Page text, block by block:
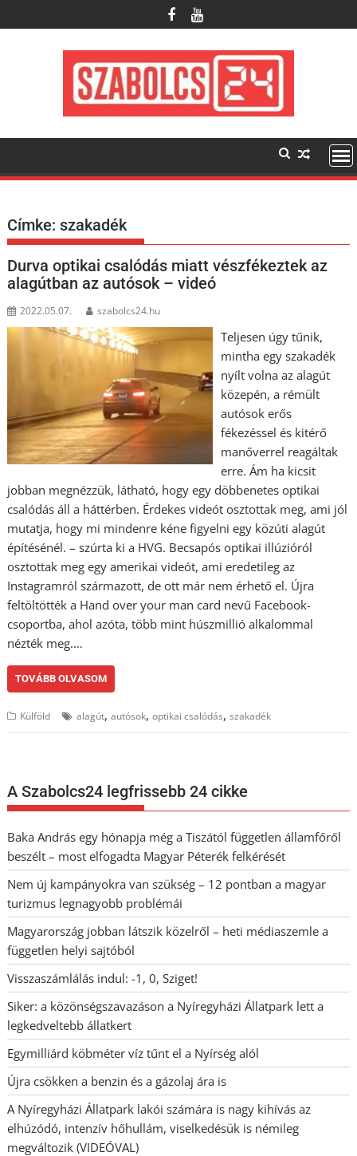
to
Címke:szakadék
Durva optikai csalódás miatt vészfékeztek az
alagútban az autósok – videó
2022.05.07. szabolcs24.hu
Teljesen úgy tűnik,
mintha egy szakadék
nyílt volna az alagút
közepén, a rémült
autósok erős
fékezéssel és kitérő
manőverrel reagáltak
erre. Ám ha kicsit
jobban megnézzük, látható, hogy egy döbbenetes optikai
csalódás áll a háttérben. Érdekes videót osztottak meg, ami jól
mutatja, hogy mi mindenre kéne figyelni egy közúti alagút
építésénél. – szúrta ki a HVG. Becsapós optikai illúzióról
osztottak meg egy amerikai videót, ami eredetileg az
Instagramról származott, de ott már nem érhető el. Újra
feltöltötték a Hand over your man card nevű Facebook-
csoportba, ahol azóta, több mint húszmillió alkalommal
nézték meg.…
TOVÁBB OLVASOM
Külföld alagút,autósok,optikai csalódás,szakadék
A Szabolcs24 legfrissebb 24 cikke
Baka András egy hónapja még a Tiszától független államfőről
beszélt – most elfogadta Magyar Péterék felkérését
Nem új kampányokra van szükség – 12 pontban a magyar
turizmus legnagyobb problémái
Magyarország jobban látszik közelről – heti médiaszemle a
független helyi sajtóból
Visszaszámlálás indul: -1, 0, Sziget!
Siker: a közönségszavazáson a Nyíregyházi Állatpark lett a
legkedveltebb állatkert
Egymilliárd köbméter víz tűnt el a Nyírség alól
Újra csökken a benzin és a gázolaj ára is
A Nyíregyházi Állatpark lakói számára is nagy kihívás az
elhúzódó, intenzív hőhullám, viselkedésük is némileg
megváltozik (VIDEÓVAL)